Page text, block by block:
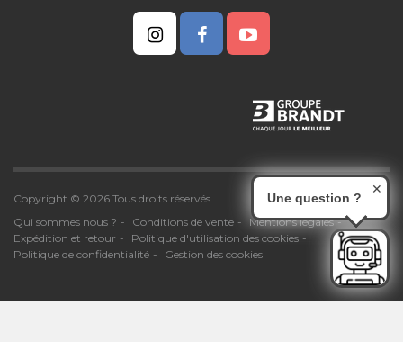
Copyright © 2026 Tous droits réservés
Qui sommes nous ?
Conditions de vente
Mentions légales
Expédition et retour
Politique d'utilisation des cookies
Politique de confidentialité
Gestion des cookies
Une question ?
✕